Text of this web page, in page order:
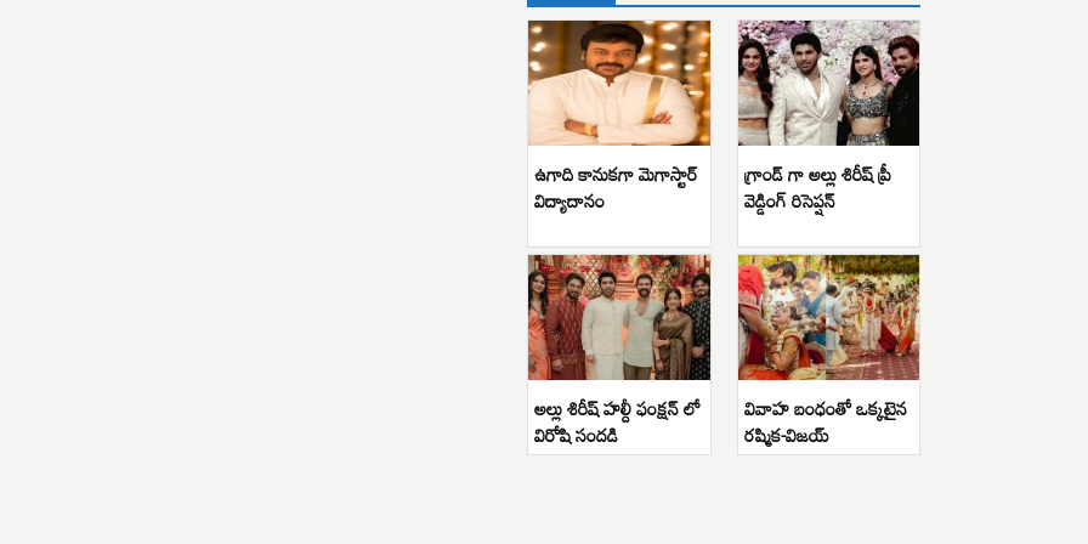
ఉగాది కానుకగా మెగాస్టార్
విద్యాదానం
గ్రాండ్ గా అల్లు శిరీష్ ప్రీ
వెడ్డింగ్ రిసెప్షన్
అల్లు శిరీష్ హల్దీ ఫంక్షన్ లో
విరోషి సందడి
వివాహ బంధంతో ఒక్కటైన
రష్మిక-విజయ్